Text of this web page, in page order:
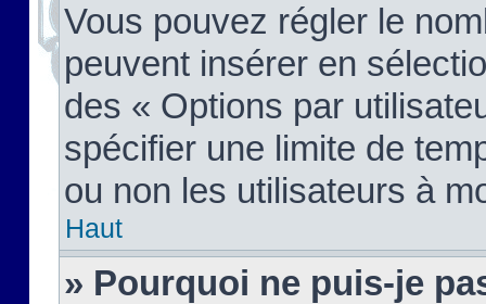
Vous pouvez régler le
peuvent insérer en
des « Options par
spécifier une limite de
ou non les utilisateurs à
Haut
» Pourquoi ne puis-je